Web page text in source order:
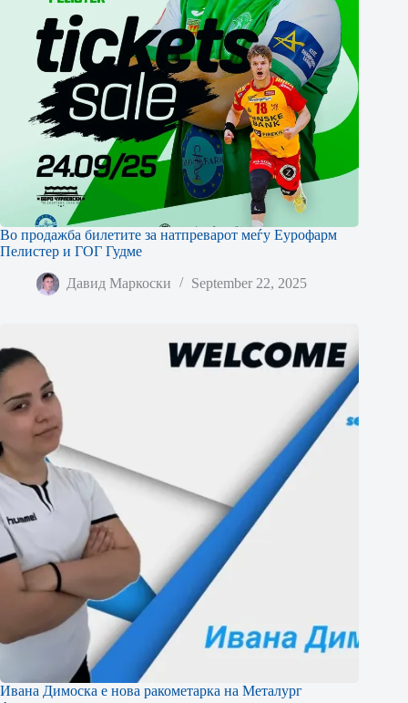
Во продажба билетите за натпреварот меѓу Еурофарм
Пелистер и ГОГ Гудме
Давид Маркоски September 22, 2025
Ивана Димоска е нова ракометарка на Металург